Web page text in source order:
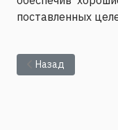
поставленных
Предыдущий:
Назад